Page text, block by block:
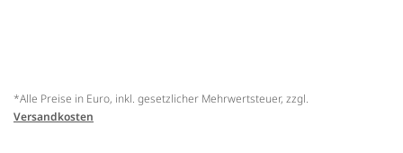
*Alle Preise in Euro, inkl. gesetzlicher Mehrwertsteuer, zzgl.
Versandkosten